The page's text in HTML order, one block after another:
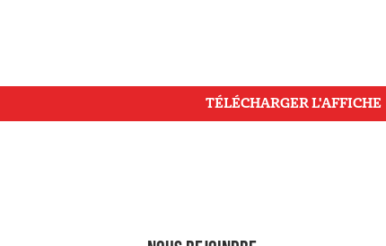
TÉLÉCHARGER L'AFFICHE